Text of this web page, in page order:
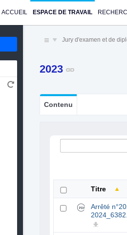
ACCUEIL ESPACE DE TRAVAIL
Jury d'examen et de
2023
Contenu
Titre
Arrêté